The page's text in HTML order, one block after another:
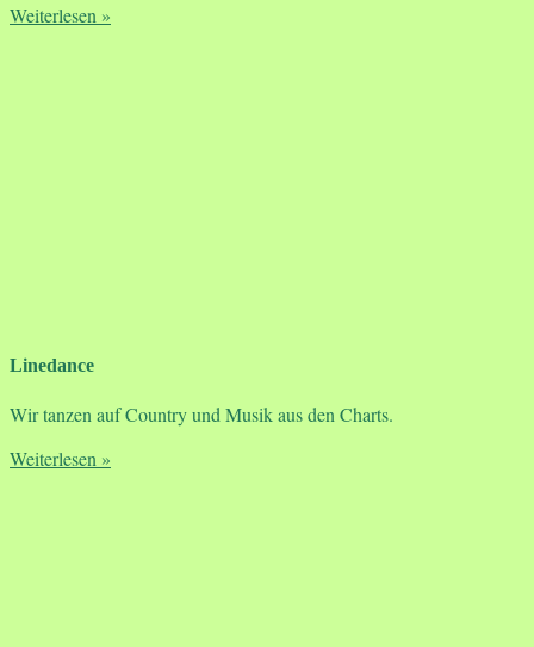
Weiterlesen »
Linedance
Wir tanzen auf Country und Musik aus den Charts.
Weiterlesen »